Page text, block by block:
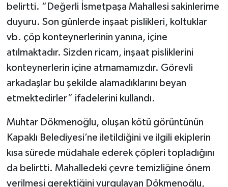
belirtti. “Değerli İsmetpaşa Mahallesi sakinlerime
duyuru. Son günlerde inşaat pislikleri, koltuklar
vb. çöp konteynerlerinin yanına, içine
atılmaktadır. Sizden ricam, inşaat pisliklerini
konteynerlerin içine atmamamızdır. Görevli
arkadaşlar bu şekilde alamadıklarını beyan
etmektedirler” ifadelerini kullandı.
Muhtar Dökmenoğlu, oluşan kötü görüntünün
Kapaklı Belediyesi’ne iletildiğini ve ilgili ekiplerin
kısa sürede müdahale ederek çöpleri topladığını
da belirtti. Mahalledeki çevre temizliğine önem
verilmesi gerektiğini vurgulayan Dökmenoğlu,